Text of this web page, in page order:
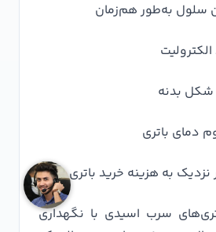
به‌طور هم‌زمان
بدنه
باتری
به هزینه خرید باتری جدید
سرب اسیدی با نگهداری